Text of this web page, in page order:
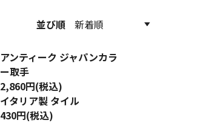
並び順
アンティーク ジャパンカラ
ー取手
2,860円(税込)
イタリア製 タイル
430円(税込)